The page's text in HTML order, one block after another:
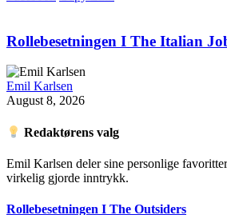
Rollebesetningen I The Italian
Emil Karlsen
August 8, 2026
Redaktørens valg
Emil Karlsen deler sine personlige
virkelig gjorde inntrykk.
Rollebesetningen I The Outsiders